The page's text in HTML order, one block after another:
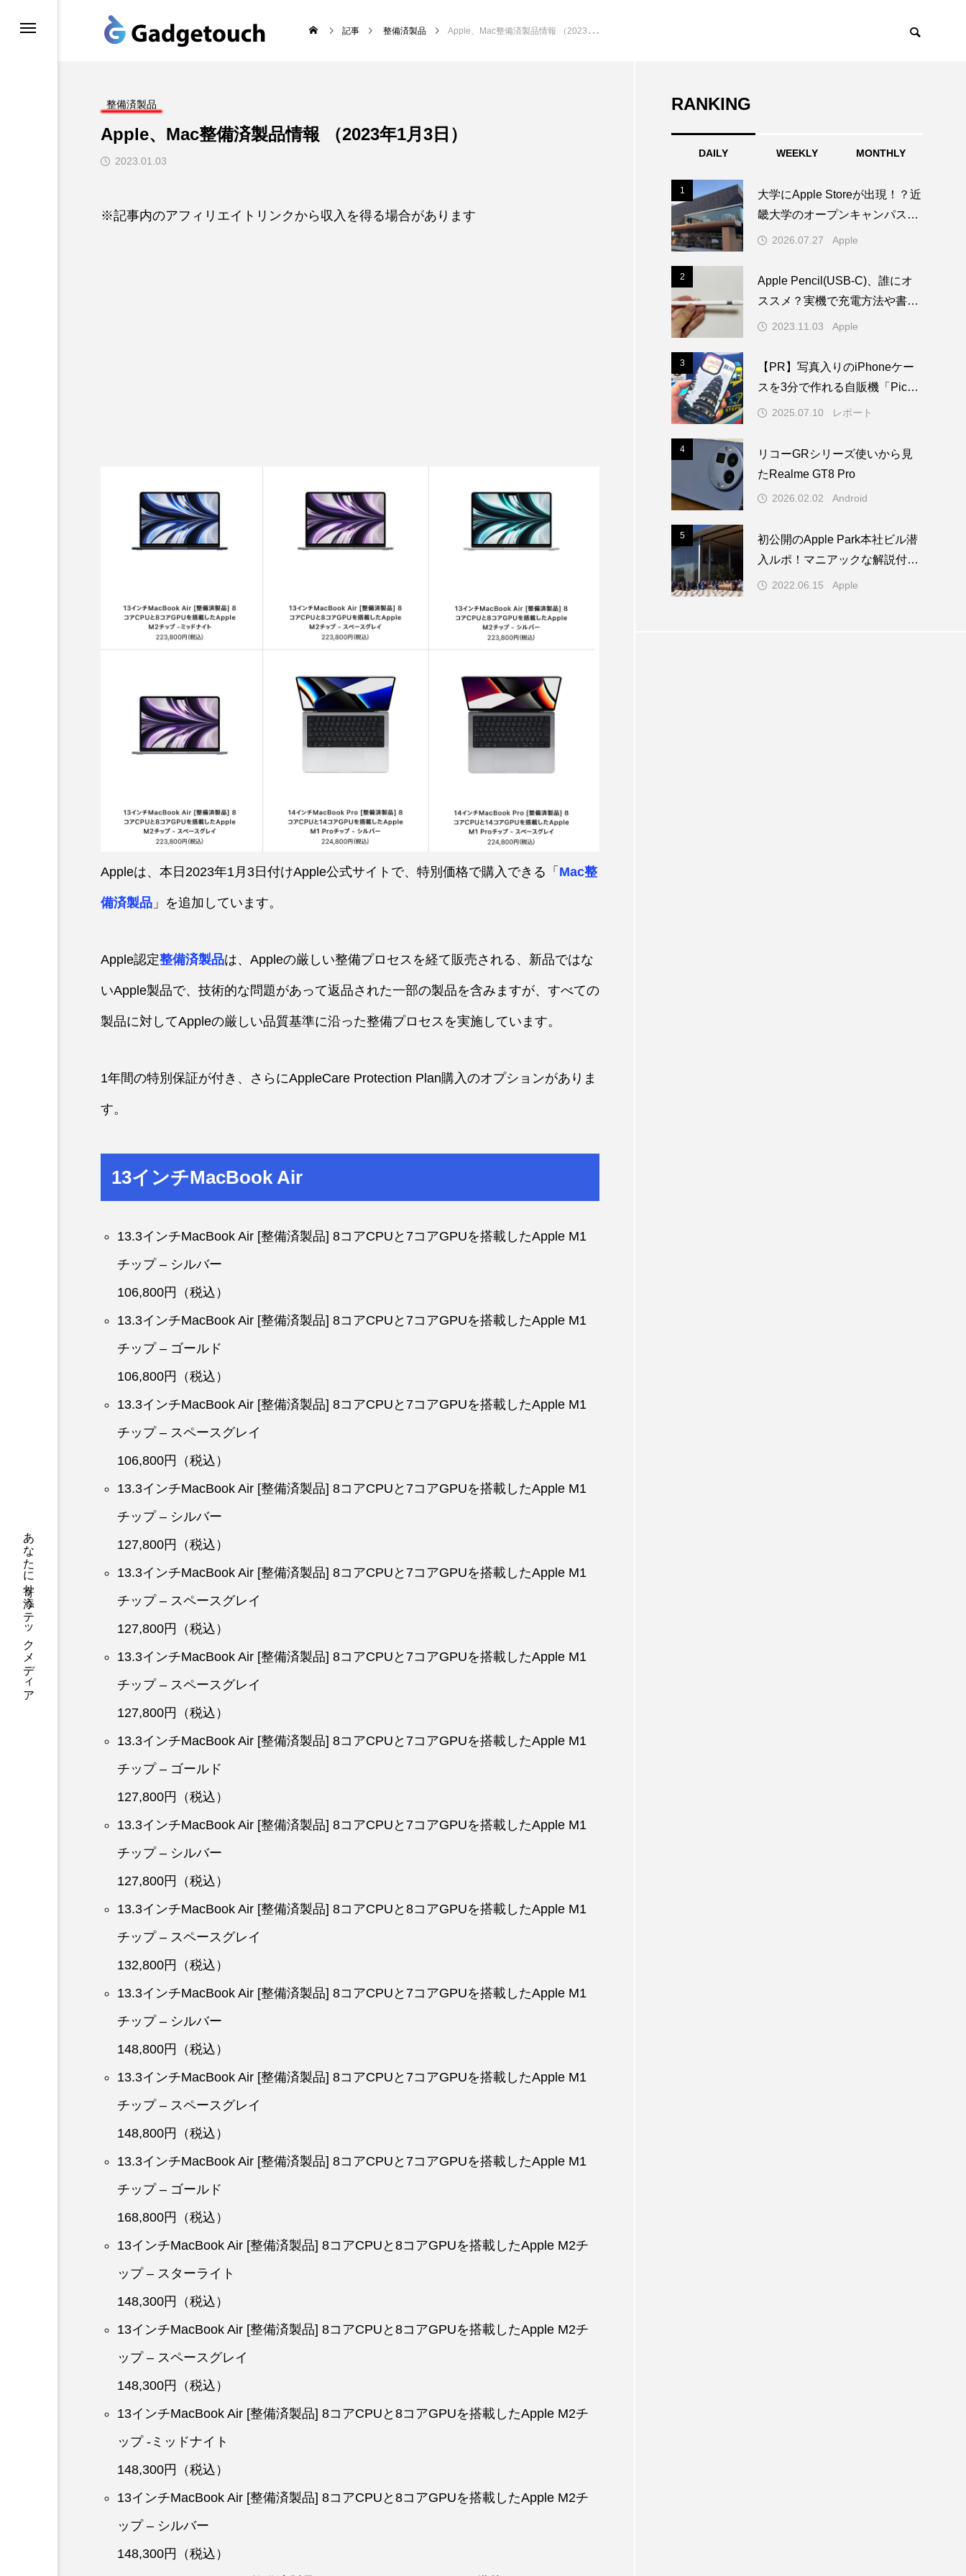
あなたに寄り添う テックメディア
記事 整備済製品 Apple、Mac整備済製品情報 （2023年1月3日）
整備済製品
Apple、Mac整備済製品情報 （2023年1月3日）
2023.01.03
※記事内のアフィリエイトリンクから収入を得る場合があります
Appleは、本日2023年1月3日付けApple公式サイトで、特別価格で購入できる「 Mac整
備済製品 」を追加しています。
Apple認定整備済製品は、Appleの厳しい整備プロセスを経て販売される、新品ではな
いApple製品で、技術的な問題があって返品された一部の製品を含みますが、すべての
製品に対してAppleの厳しい品質基準に沿った整備プロセスを実施しています。
1年間の特別保証が付き、さらにAppleCare Protection Plan購入のオプションがありま
す。
13インチMacBook Air
13.3インチMacBook Air [整備済製品] 8コアCPUと7コアGPUを搭載したApple M1
チップ – シルバー
106,800円（税込）
13.3インチMacBook Air [整備済製品] 8コアCPUと7コアGPUを搭載したApple M1
チップ – ゴールド
106,800円（税込）
13.3インチMacBook Air [整備済製品] 8コアCPUと7コアGPUを搭載したApple M1
チップ – スペースグレイ
106,800円（税込）
13.3インチMacBook Air [整備済製品] 8コアCPUと7コアGPUを搭載したApple M1
チップ – シルバー
127,800円（税込）
13.3インチMacBook Air [整備済製品] 8コアCPUと7コアGPUを搭載したApple M1
チップ – スペースグレイ
127,800円（税込）
13.3インチMacBook Air [整備済製品] 8コアCPUと7コアGPUを搭載したApple M1
チップ – スペースグレイ
127,800円（税込）
13.3インチMacBook Air [整備済製品] 8コアCPUと7コアGPUを搭載したApple M1
チップ – ゴールド
127,800円（税込）
13.3インチMacBook Air [整備済製品] 8コアCPUと7コアGPUを搭載したApple M1
チップ – シルバー
127,800円（税込）
13.3インチMacBook Air [整備済製品] 8コアCPUと8コアGPUを搭載したApple M1
チップ – スペースグレイ
132,800円（税込）
13.3インチMacBook Air [整備済製品] 8コアCPUと7コアGPUを搭載したApple M1
チップ – シルバー
148,800円（税込）
13.3インチMacBook Air [整備済製品] 8コアCPUと7コアGPUを搭載したApple M1
チップ – スペースグレイ
148,800円（税込）
13.3インチMacBook Air [整備済製品] 8コアCPUと7コアGPUを搭載したApple M1
チップ – ゴールド
168,800円（税込）
13インチMacBook Air [整備済製品] 8コアCPUと8コアGPUを搭載したApple M2チ
ップ – スターライト
148,300円（税込）
13インチMacBook Air [整備済製品] 8コアCPUと8コアGPUを搭載したApple M2チ
ップ – スペースグレイ
148,300円（税込）
13インチMacBook Air [整備済製品] 8コアCPUと8コアGPUを搭載したApple M2チ
ップ -ミッドナイト
148,300円（税込）
13インチMacBook Air [整備済製品] 8コアCPUと8コアGPUを搭載したApple M2チ
ップ – シルバー
148,300円（税込）
RANKING
DAILY WEEKLY MONTHLY
1
大学にApple Storeが出現！？近
畿大学のオープンキャンパスに
1日限りの特別なAppleブースが
2026.07.27 Apple
2
Apple Pencil(USB-C)、誰にオ
ススメ？実機で充電方法や書き
心地を試してみた！
2023.11.03 Apple
3
【PR】写真入りのiPhoneケー
スを3分で作れる自販機「PickM
e!Case」を使ってみた
2025.07.10 レポート
4
リコーGRシリーズ使いから見
たRealme GT8 Pro
2026.02.02 Android
5
初公開のApple Park本社ビル潜
入ルポ！マニアックな解説付き
／WWDC22 ー 1/2
2022.06.15 Apple